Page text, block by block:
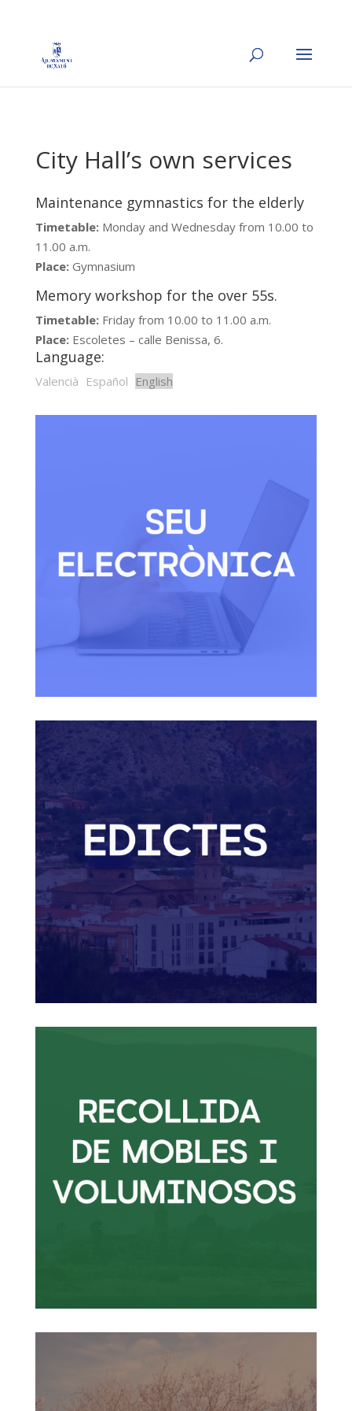
City Hall’s own services
Maintenance gymnastics for the elderly
Timetable:Monday and Wednesday from 10.00 to
11.00 a.m.
Place:Gymnasium
Memory workshop for the over 55s.
Timetable:Friday from 10.00 to 11.00 a.m.
Place:Escoletes – calle Benissa, 6.
Language:
Valencià Español English